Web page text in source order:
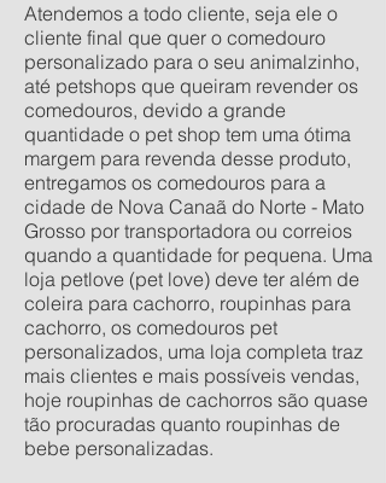
Atendemos a todo cliente, seja ele o
cliente final que quer o comedouro
personalizado para o seu animalzinho,
até petshops que queiram revender os
comedouros, devido a grande
quantidade o pet shop tem uma ótima
margem para revenda desse produto,
entregamos os comedouros para a
cidade de Nova Canaã do Norte - Mato
Grosso por transportadora ou correios
quando a quantidade for pequena. Uma
loja petlove (pet love) deve ter além de
coleira para cachorro, roupinhas para
cachorro, os comedouros pet
personalizados, uma loja completa traz
mais clientes e mais possíveis vendas,
hoje roupinhas de cachorros são quase
tão procuradas quanto roupinhas de
bebe personalizadas.